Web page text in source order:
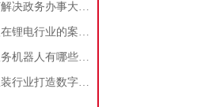
服务机器人如何解决政务办事大厅的四大痛点？
托盘搬运机器人在锂电行业的案例分享
智慧展馆中的服务机器人有哪些作用？
无人叉车助力服装行业打造数字化智能制造中心